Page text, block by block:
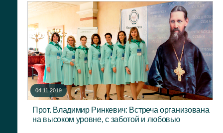
04.11.2019
Прот. Владимир Ринкевич: Встреча организована
на высоком уровне, с заботой и любовью